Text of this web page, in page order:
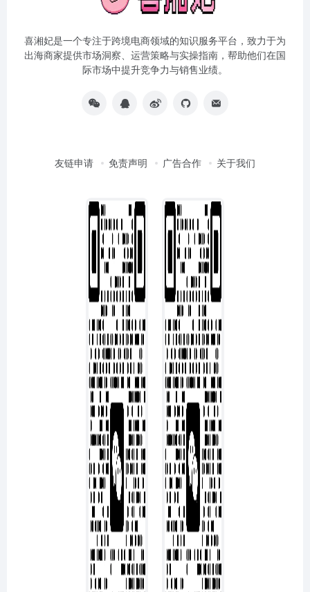
喜湘妃是一个专注于跨境电商领域的知识服务平台，致力于为
出海商家提供市场洞察、运营策略与实操指南，帮助他们在国
际市场中提升竞争力与销售业绩。
友链申请 免责声明 广告合作 关于我们